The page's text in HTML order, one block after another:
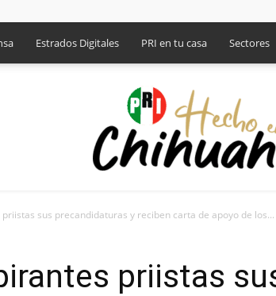
Estrados Digitales PRI en tu casa Sectores
sus precandidaturas y reciben carta de apoyo de los...
priistas